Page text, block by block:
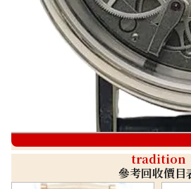
tradition
參考回收價目